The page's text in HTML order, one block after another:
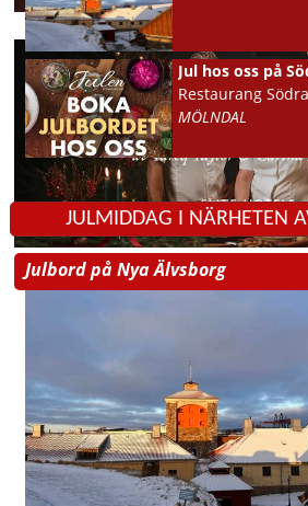
Jul hos oss på
Restaurang
MÖLNDAL
JULMIDDAG I NÄRHETEN
Julbord på Nya Älvsborg